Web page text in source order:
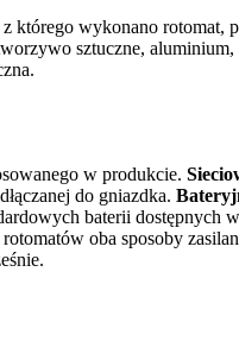
którego wykonano rotomat,
sztuczne, aluminium,
w produkcie.
do gniazdka.
baterii dostępnych
oba sposoby